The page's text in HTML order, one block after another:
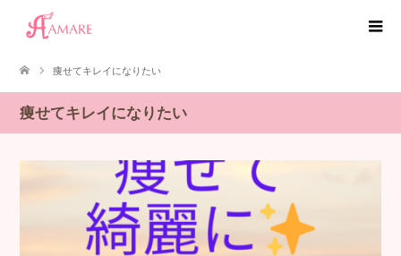
痩せてキレイになりたい
痩せてキレイになりたい